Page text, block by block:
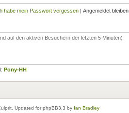
habe mein Passwort vergessen | Angemeldet bleiben
auf den aktiven Besuchern der letzten 5 Minuten)
Pony-HH
Updated for phpBB3.3 by Ian Bradley